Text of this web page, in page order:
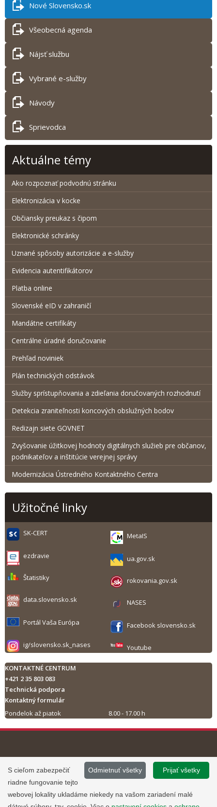
Nové Slovensko.sk
Všeobecná agenda
Nájsť službu
Vybrané e-služby
Návody
Sprievodca
Aktuálne témy
Ako rozpoznať podvodnú stránku
Elektronizácia v kocke
Občiansky preukaz s čipom
Elektronické schránky
Uznané spôsoby autorizácie a e-služby
Evidencia autentifikátorov
Platba online
Slovenské eID v zahraničí
Mandátne certifikáty
Centrálne úradné doručovanie
Prehľad noviniek
Plán technických odstávok
Služby sprístupňovania a zdieľania doručovaných rozhodnutí
Detekcia zraniteľnosti koncových obslužných bodov
Redizajn siete GOVNET
Zvyšovanie úžitkovej hodnoty digitálnych služieb pre občanov,
podnikateľov a inštitúcie verejnej správy
Modernizácia Ústredného Kontaktného Centra
Užitočné linky
SK-CERT MetaIS
ezdravie ua.gov.sk
Štatistiky rokovania.gov.sk
data.slovensko.sk NASES
Portál Vaša Európa Facebook slovensko.sk
ig/slovensko.sk_nases Youtube
KONTAKTNÉ CENTRUM
+421 2 35 803 083
Technická podpora
Kontaktný formulár
Pondelok až piatok
8.00 - 17.00 h
Tlač obsahu
©2013 - 2026, Slovensko.sk
Informácie zverejnené na portáli
majú informatívny charakter.
Prevádzku stránky
www.slovensko.sk a správu jej
obsahu zabezpečuje
Prijať všetky
Odmietnuť všetky
S cieľom zabezpečiť
riadne fungovanie tejto
webovej lokality ukladáme niekedy na vašom zariadení malé